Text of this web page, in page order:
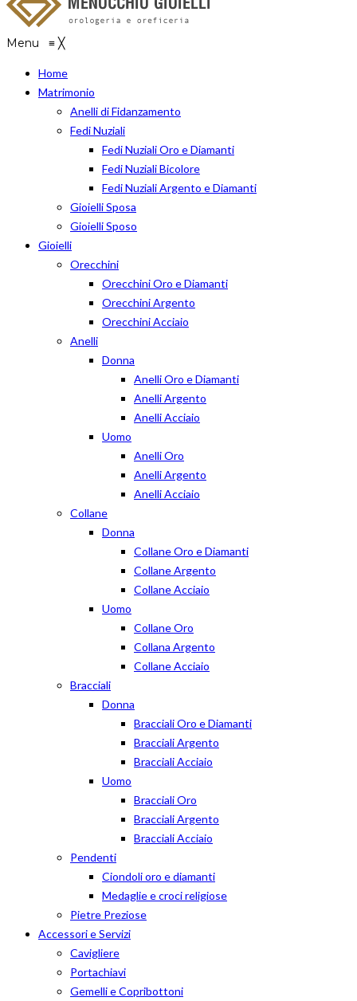
Menu ≡ ╳
Home
Matrimonio
Anelli di Fidanzamento
Fedi Nuziali
Fedi Nuziali Oro e Diamanti
Fedi Nuziali Bicolore
Fedi Nuziali Argento e Diamanti
Gioielli Sposa
Gioielli Sposo
Gioielli
Orecchini
Orecchini Oro e Diamanti
Orecchini Argento
Orecchini Acciaio
Anelli
Donna
Anelli Oro e Diamanti
Anelli Argento
Anelli Acciaio
Uomo
Anelli Oro
Anelli Argento
Anelli Acciaio
Collane
Donna
Collane Oro e Diamanti
Collane Argento
Collane Acciaio
Uomo
Collane Oro
Collana Argento
Collane Acciaio
Bracciali
Donna
Bracciali Oro e Diamanti
Bracciali Argento
Bracciali Acciaio
Uomo
Bracciali Oro
Bracciali Argento
Bracciali Acciaio
Pendenti
Ciondoli oro e diamanti
Medaglie e croci religiose
Pietre Preziose
Accessori e Servizi
Cavigliere
Portachiavi
Gemelli e Copribottoni